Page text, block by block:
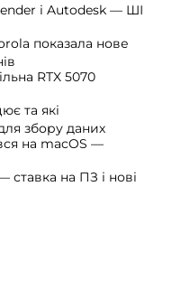
і Autodesk — ШІ
показала нове
RTX 5070
та які
збору даних
на macOS —
ставка на ПЗ і нові